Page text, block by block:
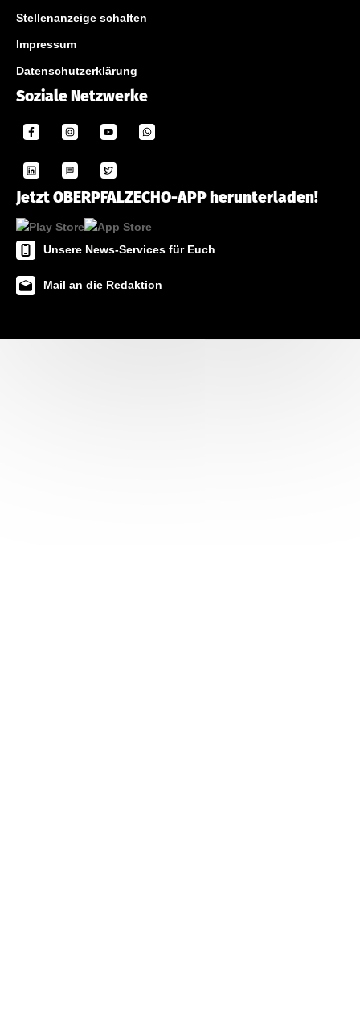
Stellenanzeige schalten
Impressum
Datenschutzerklärung
Soziale Netzwerke
Jetzt OBERPFALZECHO-APP herunterladen!
Unsere News-Services für Euch
Mail an die Redaktion